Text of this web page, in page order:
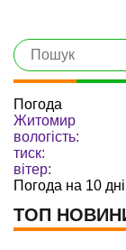
Погода
Житомир
вологість:
тиск:
вітер:
Погода на 10
ТОП